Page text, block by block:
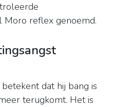
Moro reflex genoemd.
betekent dat hij bang is
terugkomt. Het is